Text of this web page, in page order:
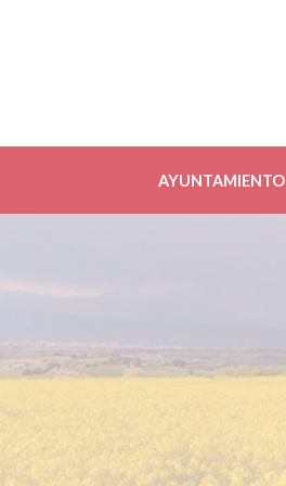
AYUNTAMIENTO